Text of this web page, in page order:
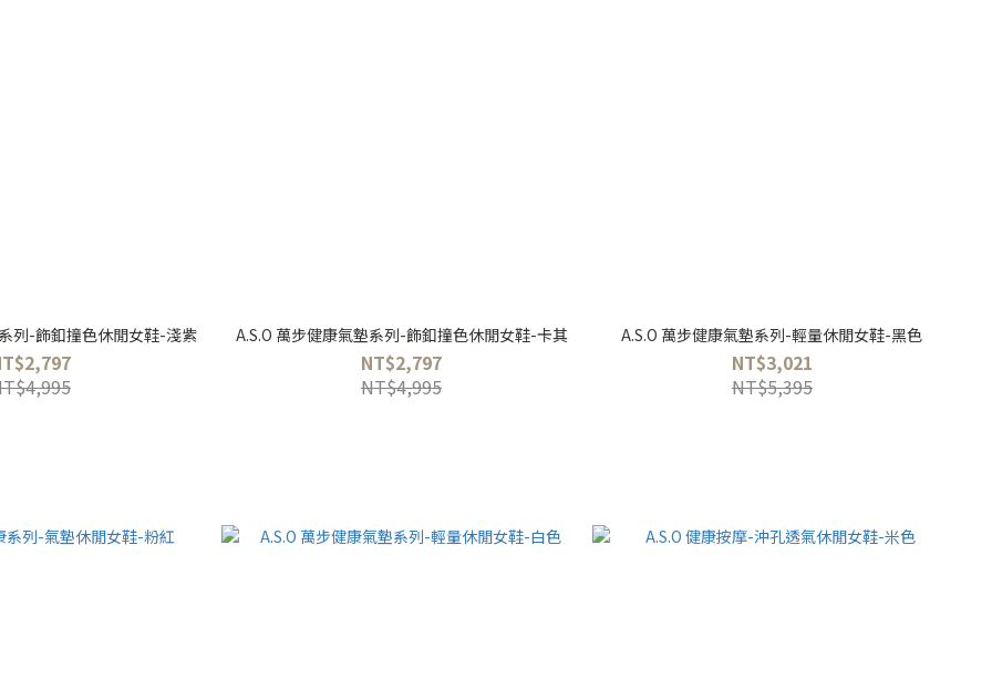
列-飾釦撞色休閒女鞋-淺紫 A.S.O 萬步健康氣墊系列-飾釦撞色休閒女鞋-卡其
NT$2,797
NT$4,995
A.S.O 萬步健康氣墊系列-輕量休閒女鞋-黑色
NT$3,021
NT$5,395